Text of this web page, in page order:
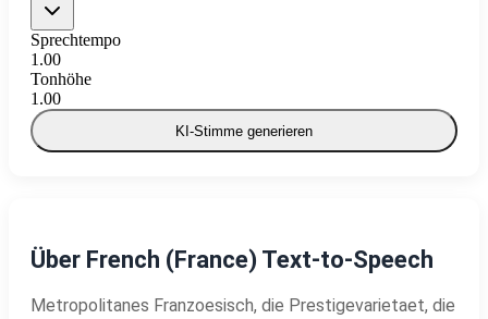
Sprechtempo
1.00
Tonhöhe
1.00
KI-Stimme generieren
Über French (France) Text-to-Speech
Metropolitanes Franzoesisch, die Prestigevarietaet, die